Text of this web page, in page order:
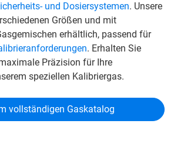
und Dosiersystemen. Unsere
Größen und mit
erhältlich, passend für
. Erhalten Sie
Präzision für Ihre
speziellen Kalibriergas.
vollständigen Gaskatalog